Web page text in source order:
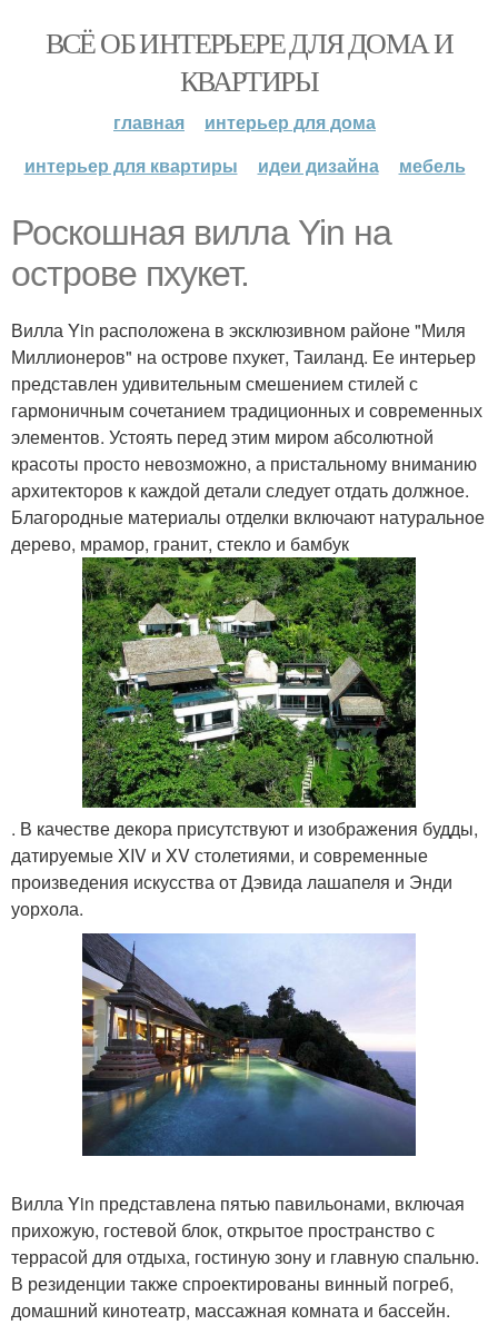
ВСЁ ОБ ИНТЕРЬЕРЕ ДЛЯ ДОМА И
КВАРТИРЫ
главная
интерьер для дома
интерьер для квартиры
идеи дизайна мебель
Роскошная вилла Yin на
острове пхукет.
Вилла Yin расположена в эксклюзивном районе "Миля
Миллионеров" на острове пхукет, Таиланд. Ее интерьер
представлен удивительным смешением стилей с
гармоничным сочетанием традиционных и современных
элементов. Устоять перед этим миром абсолютной
красоты просто невозможно, а пристальному вниманию
архитекторов к каждой детали следует отдать должное.
Благородные материалы отделки включают натуральное
дерево, мрамор, гранит, стекло и бамбук
. В качестве декора присутствуют и изображения будды,
датируемые XIV и XV столетиями, и современные
произведения искусства от Дэвида лашапеля и Энди
уорхола.
Вилла Yin представлена пятью павильонами, включая
прихожую, гостевой блок, открытое пространство с
террасой для отдыха, гостиную зону и главную спальню.
В резиденции также спроектированы винный погреб,
домашний кинотеатр, массажная комната и бассейн.